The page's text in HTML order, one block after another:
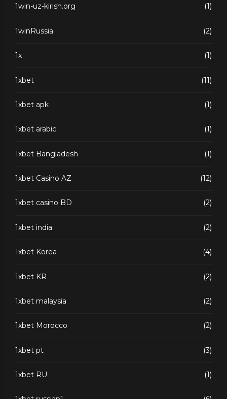
1win-uz-kirish.org (1)
1winRussia (2)
1x (1)
1xbet (11)
1xbet apk (1)
1xbet arabic (1)
1xbet Bangladesh (1)
1xbet Casino AZ (12)
1xbet casino BD (2)
1xbet india (2)
1xbet Korea (4)
1xbet KR (2)
1xbet malaysia (2)
1xbet Morocco (2)
1xbet pt (3)
1xbet RU (1)